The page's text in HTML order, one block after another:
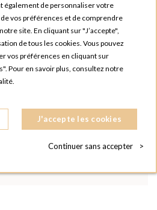
également de personnaliser votre
vos préférences et de comprendre
site. En cliquant sur "J’accepte",
de tous les cookies. Vous pouvez
vos préférences en cliquant sur
Pour en savoir plus, consultez notre
J'accepte les cookies
Continuer sans accepter >